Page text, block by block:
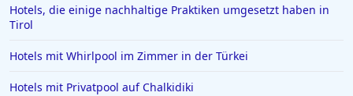
Hotels, die einige nachhaltige Praktiken umgesetzt haben in
Tirol
Hotels mit Whirlpool im Zimmer in der Türkei
Hotels mit Privatpool auf Chalkidiki